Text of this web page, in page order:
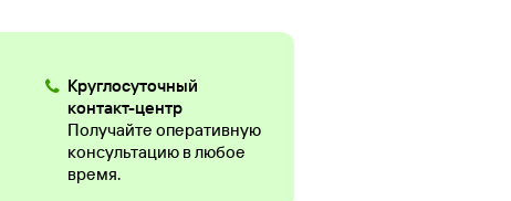
Круглосуточный
контакт-центр
Получайте оперативную
консультацию в любое
время.